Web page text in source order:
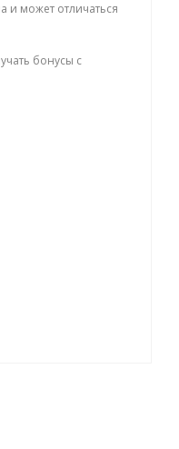
и может отличаться
бонусы с